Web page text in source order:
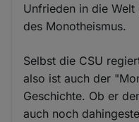
Unfrieden in die
des Monotheismus.
Selbst die CSU
also ist auch der
Geschichte. Ob er
auch noch